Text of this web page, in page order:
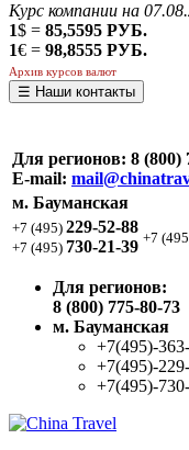
Курс компании на
1$ = 85,5595 РУБ.
1€ = 98,8555 РУБ.
Архив курсов валют
☰ Наши контакты
Для регионов: 8 (800)
E-mail:
м. Бауманская
+7 (495) 229-52-88
+7 (495) 730-21-39 +7
Для регионов:
8 (800) 775-80-73
м. Бауманская
+7(495)-
+7(495)-
+7(495)-